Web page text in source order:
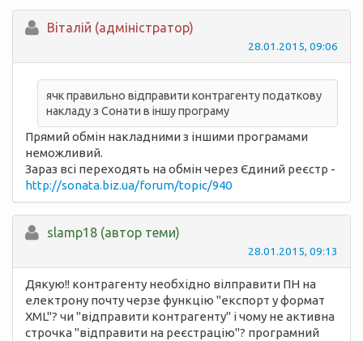
Вiталій (адміністратор)
28.01.2015, 09:06
ячк правильно відправити контрагенту податкову
накладу з Сонати в іншу програму
Прямий обмін накладними з іншими програмами
неможливий.
Зараз всі переходять на обмін через Єдиний реєстр -
http://sonata.biz.ua/forum/topic/940
slamp18 (автор теми)
28.01.2015, 09:13
Дякую!! контрагенту необхідно вілправити ПН на
електрону почту черзе функцію "експорт у формат
XML"? чи "відправити контрагенту" і чому не активна
строчка "відправити на реєстрацію"? програмний